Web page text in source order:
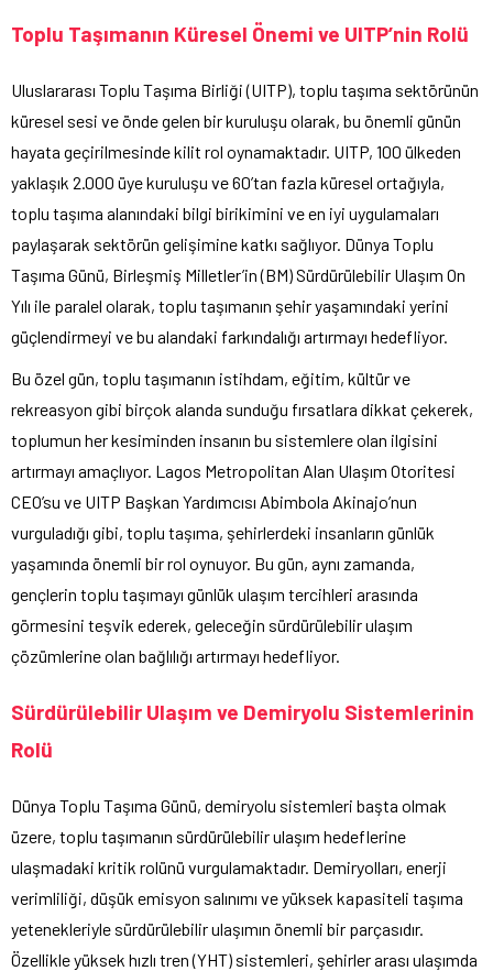
Toplu Taşımanın Küresel Önemi ve UITP’nin Rolü
Uluslararası Toplu Taşıma Birliği (UITP), toplu taşıma sektörünün
küresel sesi ve önde gelen bir kuruluşu olarak, bu önemli günün
hayata geçirilmesinde kilit rol oynamaktadır. UITP, 100 ülkeden
yaklaşık 2.000 üye kuruluşu ve 60’tan fazla küresel ortağıyla,
toplu taşıma alanındaki bilgi birikimini ve en iyi uygulamaları
paylaşarak sektörün gelişimine katkı sağlıyor. Dünya Toplu
Taşıma Günü, Birleşmiş Milletler’in (BM) Sürdürülebilir Ulaşım On
Yılı ile paralel olarak, toplu taşımanın şehir yaşamındaki yerini
güçlendirmeyi ve bu alandaki farkındalığı artırmayı hedefliyor.
Bu özel gün, toplu taşımanın istihdam, eğitim, kültür ve
rekreasyon gibi birçok alanda sunduğu fırsatlara dikkat çekerek,
toplumun her kesiminden insanın bu sistemlere olan ilgisini
artırmayı amaçlıyor. Lagos Metropolitan Alan Ulaşım Otoritesi
CEO’su ve UITP Başkan Yardımcısı Abimbola Akinajo’nun
vurguladığı gibi, toplu taşıma, şehirlerdeki insanların günlük
yaşamında önemli bir rol oynuyor. Bu gün, aynı zamanda,
gençlerin toplu taşımayı günlük ulaşım tercihleri arasında
görmesini teşvik ederek, geleceğin sürdürülebilir ulaşım
çözümlerine olan bağlılığı artırmayı hedefliyor.
Sürdürülebilir Ulaşım ve Demiryolu Sistemlerinin
Rolü
Dünya Toplu Taşıma Günü, demiryolu sistemleri başta olmak
üzere, toplu taşımanın sürdürülebilir ulaşım hedeflerine
ulaşmadaki kritik rolünü vurgulamaktadır. Demiryolları, enerji
verimliliği, düşük emisyon salınımı ve yüksek kapasiteli taşıma
yetenekleriyle sürdürülebilir ulaşımın önemli bir parçasıdır.
Özellikle yüksek hızlı tren (YHT) sistemleri, şehirler arası ulaşımda